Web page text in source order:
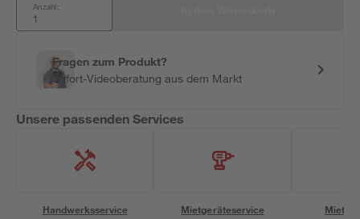
Anzahl:
Fragen zum Produkt?
Sofort-Videoberatung aus dem Markt
Unsere passenden Services
Handwerksservice Mietgeräteservice